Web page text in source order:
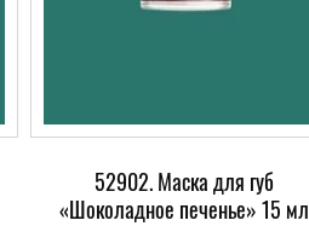
52902. Маска для губ
«Шоколадное печенье» 15 мл